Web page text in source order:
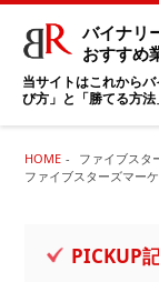
バイナリ
おすすめ
当サイトはこれから
び方」と「勝てる方法
HOME
ファイブスタ
ファイブスターズマー
PICKUP